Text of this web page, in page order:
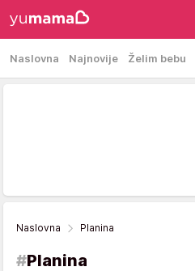
Naslovna Najnovije Želim bebu
Naslovna Planina
#Planina